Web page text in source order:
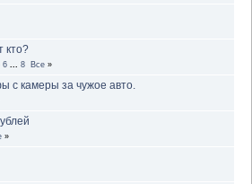
кто?
6 8 Все »
с камеры за чужое авто.
»